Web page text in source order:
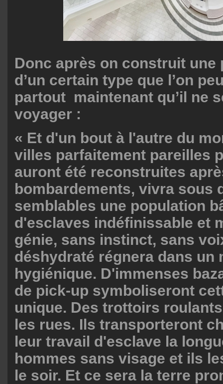
Donc après on construit une
d’un certain type que l’on
partout maintenant qu’il ne
voyager :
« Et d'un bout à l'autre du
villes parfaitement pareilles
auront été reconstruites
bombardements, vivra sous
semblables une population
d'esclaves indéfinissable et
génie, sans instinct, sans
déshydraté régnera dans un
hygiénique. D'immenses
de pick-up symboliseront
unique. Des trottoirs
les rues. Ils transporteront
leur travail d'esclave la
hommes sans visage et ils
le soir. Et ce sera la terre